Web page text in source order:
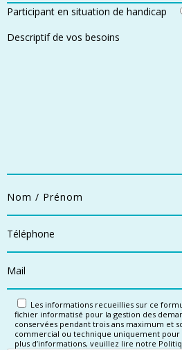
Participant en situation de handicap
Les informations recueillies sur ce
fichier informatisé pour la gestion des
conservées pendant trois ans maximum et
commercial ou technique uniquement pour
plus d’informations, veuillez lire notre